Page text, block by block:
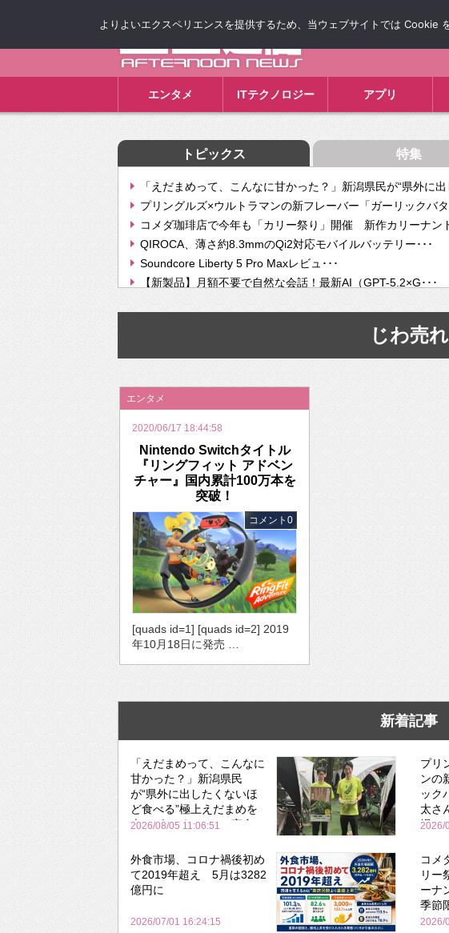
エンタメ ITテクノロジー アプリ
トピックス 特集
「えだまめって、こんなに甘かった？」新潟県民が“県外に出
プリングルズ×ウルトラマンの新フレーバー「ガーリックバタ
コメダ珈琲店で今年も「カリー祭り」開催 新作カリーナン
QIROCA、薄さ約8.3mmのQi2対応モバイルバッテリー･･･
Soundcore Liberty 5 Pro Maxレビュ･･･
【新製品】月額不要で自然な会話！最新AI（GPT-5.2×G･･･
【次世代の没入感と生産性】VITURE Luma Ultra･･･
挫折率8割の壁をAIで突破。ジャストシステム、”自分が今話し
2026年のバレンタインは「自分で作って、想いを渡す」 TE･
じわ売れ
エンタメ
2020/06/17 18:44:58
Nintendo Switchタイトル
『リングフィット アドベン
チャー』国内累計100万本を
突破！
コメント0
[quads id=1] [quads id=2] 2019
年10月18日に発売 …
新着記事
「えだまめって、こんなに
甘かった？」新潟県民
が“県外に出したくないほ
ど食べる”極上えだまめを
森のビアガーデンで実食
2026/08/05 11:06:51
プリ
ンの
ック
太さ
場
2026/
外食市場、コロナ禍後初め
て2019年超え 5月は3282
億円に
2026/07/01 16:24:15
コメ
リー
ーナ
季節
2026/
よりよいエクスペリエンスを提供するため、当ウェブサイトでは Cookie